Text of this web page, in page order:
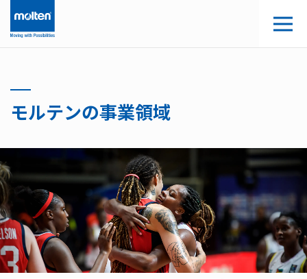
モルテンの事業領域